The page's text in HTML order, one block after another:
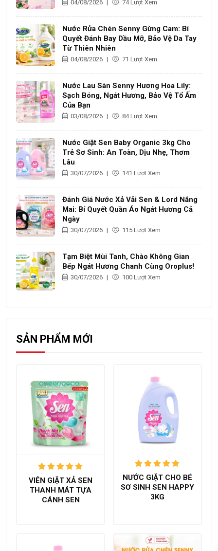
04/08/2026 74 Lượt Xem
Nước Rửa Chén Senny Gừng Cam: Bí
Quyết Đánh Bay Dầu Mỡ, Bảo Vệ Da Tay
Từ Thiên Nhiên
04/08/2026 | 71 Lượt Xem
Nước Lau Sàn Senny Hương Hoa Lily:
Sạch Bóng, Ngát Hương, Bảo Vệ Tổ Ấm
Của Bạn
03/08/2026 | 84 Lượt Xem
Nước Giặt Sen Baby Organic 3kg Cho
Trẻ Sơ Sinh: An Toàn, Dịu Nhẹ, Thơm
Lâu
30/07/2026 | 141 Lượt Xem
Đánh Giá Nước Xả Vải Sen & Lord Nắng
Mai: Bí Quyết Quần Áo Ngát Hương Cả
Ngày
30/07/2026 | 115 Lượt Xem
Tạm Biệt Mùi Tanh, Chào Không Gian
Bếp Ngát Hương Chanh Cùng Oroplus!
30/07/2026 | 100 Lượt Xem
SẢN PHẨM MỚI
Được xếp
hạng 5.00
trên 5
VIÊN GIẶT XẢ SEN
THANH MÁT TỰA
CÁNH SEN
Được xếp
hạng5.00
trên 5
NƯỚC GIẶT CHO BÉ
SƠ SINH SEN HAPPY
3KG